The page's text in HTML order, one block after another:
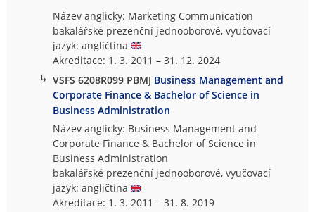
Název anglicky: Marketing Communication
bakalářské prezenční jednooborové, vyučovací
jazyk: angličtina
Akreditace: 1. 3. 2011 – 31. 12. 2024
↳ VSFS 6208R099 PBMJ Business Management and
Corporate Finance & Bachelor of Science in
Business Administration
Název anglicky: Business Management and
Corporate Finance & Bachelor of Science in
Business Administration
bakalářské prezenční jednooborové, vyučovací
jazyk: angličtina
Akreditace: 1. 3. 2011 – 31. 8. 2019